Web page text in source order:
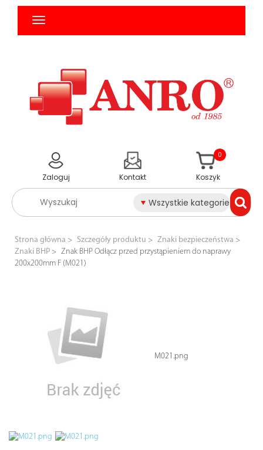
Wszystkie kategorie
Zaloguj Kontakt Koszyk
0
Strona główna Szczegóły produktu
Znaki bezpieczeństwa
Znaki BHP
Znak BHP Odłącz przed przystąpieniem do naprawy
200x200mm F (M021)
M021.png